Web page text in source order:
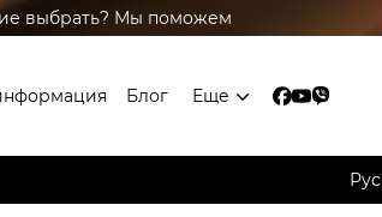
выбрать? Мы поможем
Блог Еще
Рус